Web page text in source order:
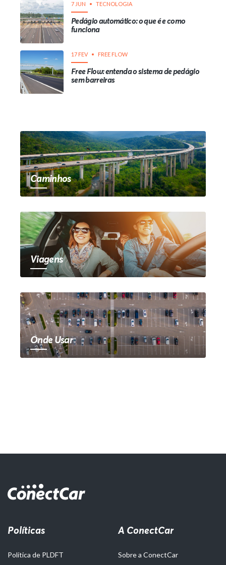
7 JUN TECNOLOGIA
Pedágio automático: o que é e como
funciona
17 FEV FREE FLOW
Free Flow: entenda o sistema de pedágio
sem barreiras
Caminhos
Viagens
Onde Usar
Políticas
Política de PLDFT
A ConectCar
Sobre a ConectCar